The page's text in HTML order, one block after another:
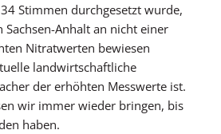
Stimmen durchgesetzt wurde,
Anhalt an nicht einer
Nitratwerten bewiesen
landwirtschaftliche
der erhöhten Messwerte ist.
wir immer wieder bringen, bis
haben.